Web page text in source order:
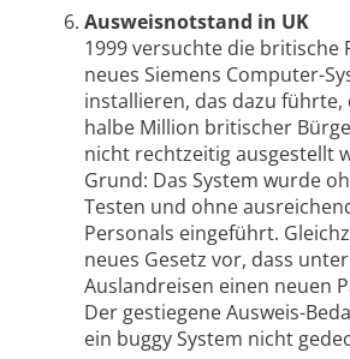
Ausweisnotstand in UK
1999 versuchte die britische
neues Siemens Computer-
installieren, das dazu führte,
halbe Million britischer
nicht rechtzeitig ausgestellt
Grund: Das System wurde
Testen und ohne
Personals eingeführt.
neues Gesetz vor, dass
Auslandreisen einen neuen
Der gestiegene Ausweis-
ein buggy System nicht